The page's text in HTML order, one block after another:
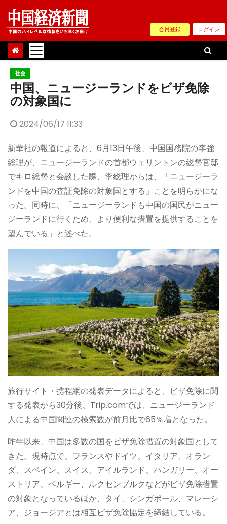
Skip
content
会員登録 ログイン
社会
中国、ニュージーランドをビザ免除
の対象国に
2024/06/17 11:33
新華社の報道によると、6月13日午後、中国国務院の李強
総理が、ニュージーランドの首都ウェリントンの総督官邸
でキロ総督と会談した際、李総理からは、「ニュージーラ
ンドを中国の査証免除の対象国とする」ことを明らかにな
った。同時に、「ニュージーランドも中国の国民がニュー
ジーランドに行くため、より便利な措置を提供することを
望んでいる」と述べた。
旅行サイト・携程網の発表データによると、ビザ免除に関
する発表から30分後、Trip.comでは、ニュージーランド
人による中国関連の検索数が前月比で65％増となった。
昨年以来、中国は多数の国をビザ免除措置の対象国として
きた。現時点で、フランスやドイツ、イタリア、オラン
ダ、スペイン、スイス、アイルランド、ハンガリー、オー
ストリア、ベルギー、ルクセンブルクなどがビザ免除措置
の対象となっているほか、タイ、シンガポール、マレーシ
ア、ジョージアとは相互ビザ免除協定を締結している。